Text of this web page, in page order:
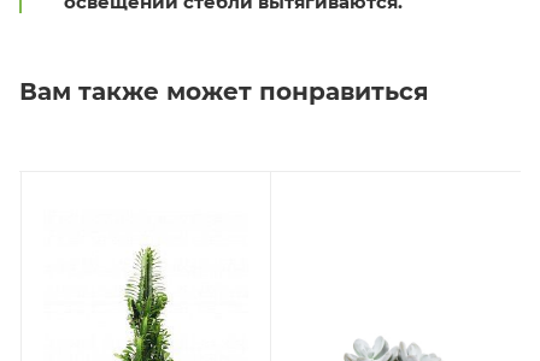
Вам также может понравиться